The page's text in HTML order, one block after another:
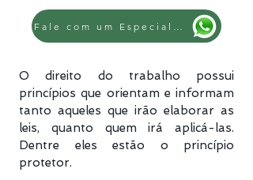
O direito do trabalho possui
princípios que orientam e informam
tanto aqueles que irão elaborar as
leis, quanto quem irá aplicá-las.
Dentre eles estão o princípio
protetor.